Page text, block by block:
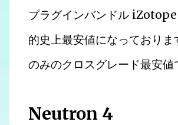
プラグインバンドル
的史上最安値になっており
のみのクロスグレード最安値
Neutron 4